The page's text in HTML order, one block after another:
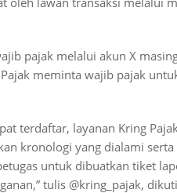
pajak melalui akun X
meminta wajib pajak
terdaftar, layanan Kring
kronologi yang dialami
untuk dibuatkan tiket
tulis @kring_pajak,